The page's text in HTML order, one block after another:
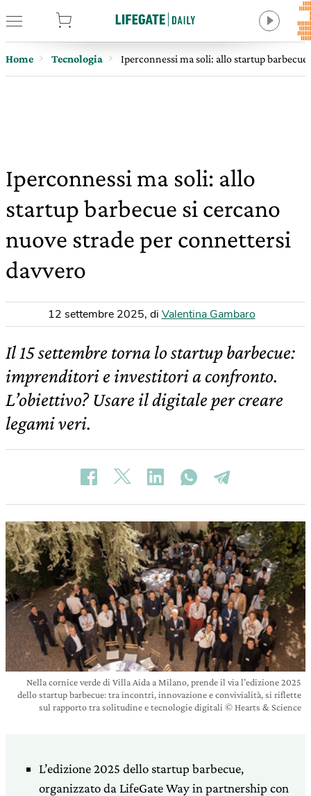
Home Tecnologia Iperconnessi ma soli: allo startup
Iperconnessi ma soli: allo
startup barbecue si cercano
nuove strade per connettersi
davvero
12 settembre 2025, di Valentina Gambaro
Il 15 settembre torna lo startup barbecue:
imprenditori e investitori a confronto.
L’obiettivo? Usare il digitale per creare
legami veri.
Nella cornice verde di Villa Aida a Milano, prende il via l’edizione 2025
dello startup barbecue: tra incontri, innovazione e convivialità, si riflette
sul rapporto tra solitudine e tecnologie digitali © Hearts & Science
L’edizione 2025 dello startup barbecue,
organizzato da LifeGate Way in partnership con